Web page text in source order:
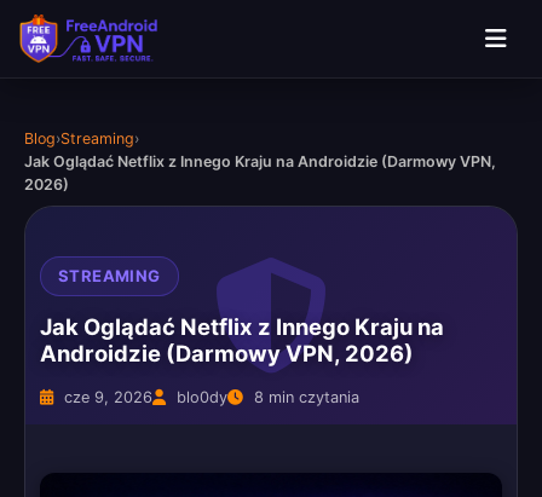
Blog›Streaming›
Jak Oglądać Netflix z Innego Kraju na Androidzie (Darmowy VPN,
2026)
STREAMING
Jak Oglądać Netflix z Innego Kraju na
Androidzie (Darmowy VPN, 2026)
cze 9, 2026 blo0dy 8 min czytania